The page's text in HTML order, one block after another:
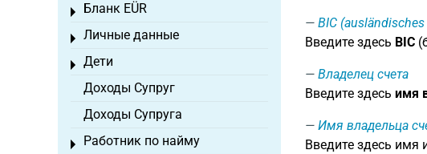
BIC
Введите здесь BIC
Владелец счета
Введите здесь имя
Имя владельца
Введите здесь имя
Бланк EÜR
Toggle menu
Личные данные
Toggle menu
Дети
Toggle menu
Доходы Супруг
Доходы Супруга
Работник по найму
Toggle menu